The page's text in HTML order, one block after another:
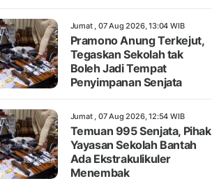
Jumat , 07 Aug 2026, 13:04 WIB
Pramono Anung Terkejut,
Tegaskan Sekolah tak
Boleh Jadi Tempat
Penyimpanan Senjata
Jumat , 07 Aug 2026, 12:54 WIB
Temuan 995 Senjata, Pihak
Yayasan Sekolah Bantah
Ada Ekstrakulikuler
Menembak